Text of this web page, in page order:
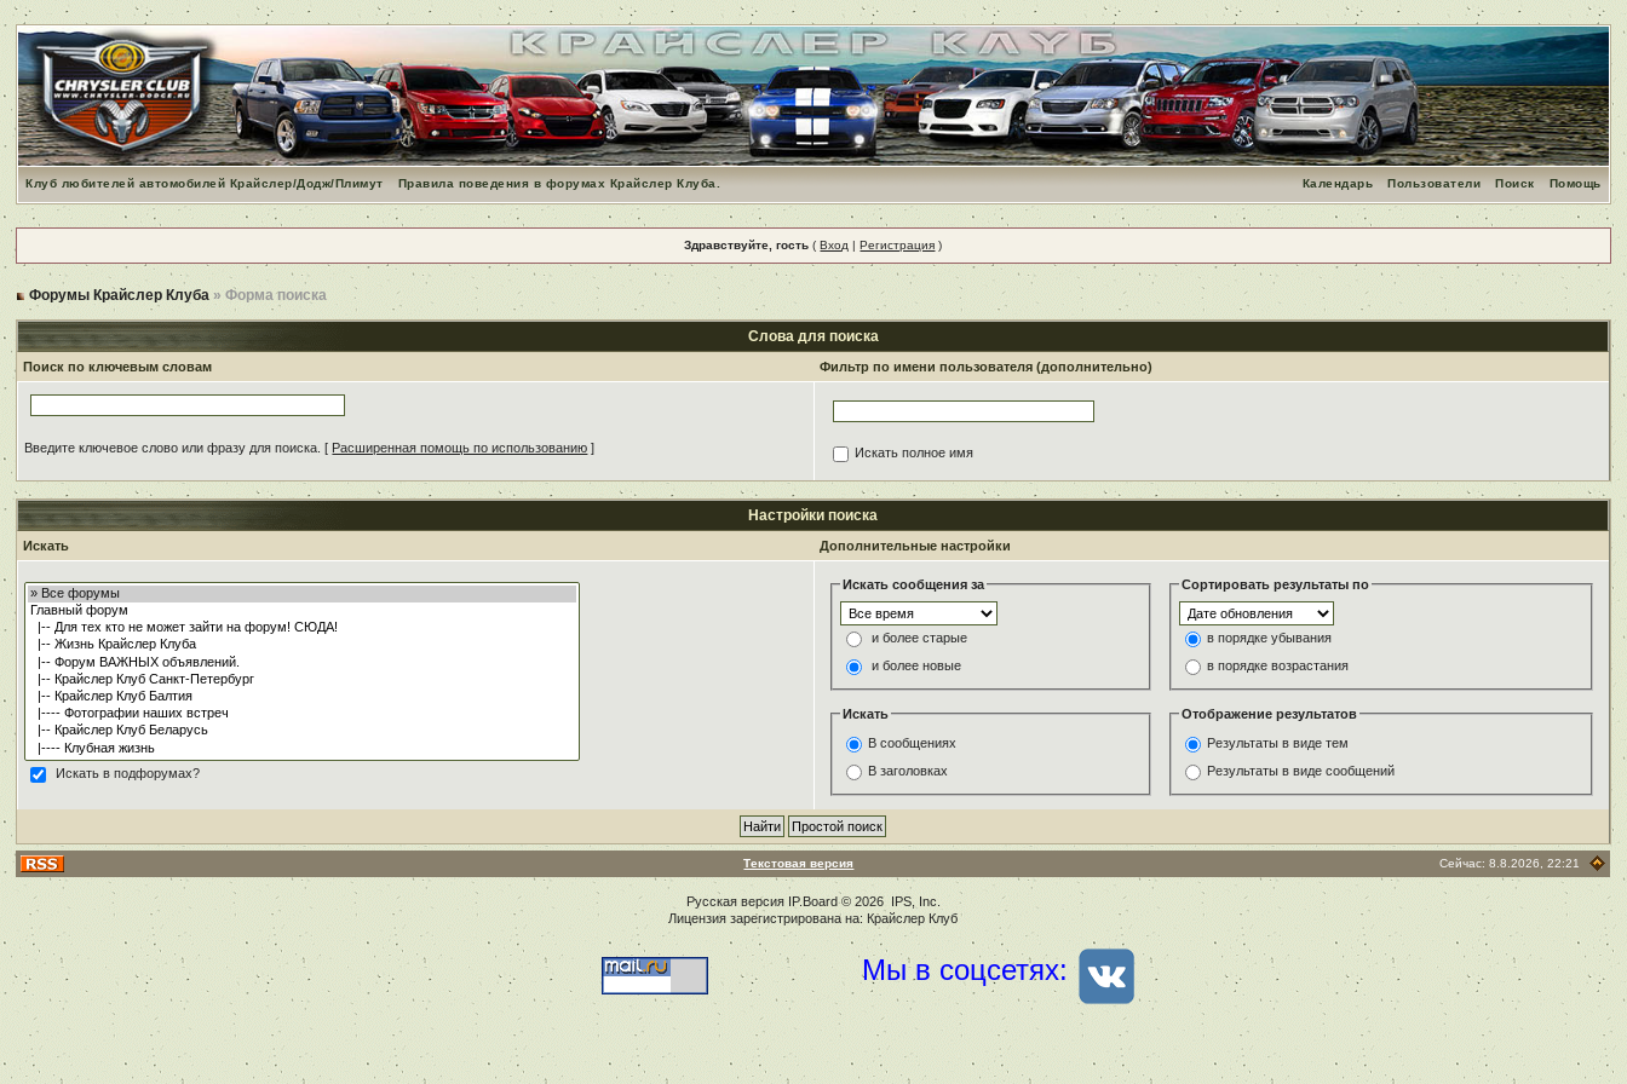
Клуб любителей автомобилей Крайслер/Додж/Плимут Правила поведения в форумах Крайслер Клуба. Помощь
Поиск
Пользователи
Календарь
Здравствуйте, гость (Вход |Регистрация )
Форумы Крайслер Клуба » Форма поиска
Слова для поиска
Поиск по ключевым словам Фильтр по имени пользователя (дополнительно)
Введите ключевое слово или фразу для поиска. [ Расширенная помощь по использованию ] Искать полное имя
Настройки поиска
Искать Дополнительные настройки
Искать в подфорумах?
Искать сообщения за
и более старые
и более новые
Сортировать результаты по
в порядке убывания
в порядке возрастания
Искать
В сообщениях
В заголовках
Отображение результатов
Результаты в виде тем
Результаты в виде сообщений
Текстовая версия Сейчас: 8.8.2026, 22:21
Русская версия IP.Board© 2026 IPS, Inc
Лицензия зарегистрирована на: Крайслер Клуб
Мы в соцсетях: